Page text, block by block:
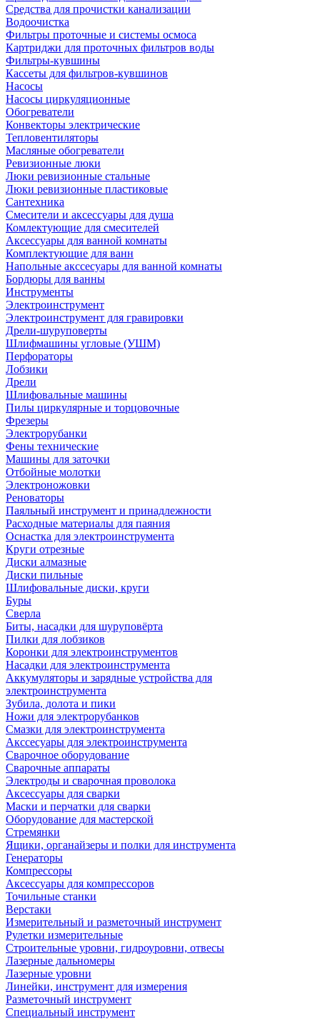
Средства для прочистки канализации
Водоочистка
Фильтры проточные и системы осмоса
Картриджи для проточных фильтров воды
Фильтры-кувшины
Кассеты для фильтров-кувшинов
Насосы
Насосы циркуляционные
Обогреватели
Конвекторы электрические
Тепловентиляторы
Масляные обогреватели
Ревизионные люки
Люки ревизионные стальные
Люки ревизионные пластиковые
Сантехника
Смесители и аксессуары для душа
Комлектующие для смесителей
Аксессуары для ванной комнаты
Комплектующие для ванн
Напольные акссесуары для ванной комнаты
Бордюры для ванны
Инструменты
Электроинструмент
Электроинструмент для гравировки
Дрели-шуруповерты
Шлифмашины угловые (УШМ)
Перфораторы
Лобзики
Дрели
Шлифовальные машины
Пилы циркулярные и торцовочные
Фрезеры
Электрорубанки
Фены технические
Машины для заточки
Отбойные молотки
Электроножовки
Реноваторы
Паяльный инструмент и принадлежности
Расходные материалы для паяния
Оснастка для электроинструмента
Круги отрезные
Диски алмазные
Диски пильные
Шлифовальные диски, круги
Буры
Сверла
Биты, насадки для шуруповёрта
Пилки для лобзиков
Коронки для электроинструментов
Насадки для электроинструмента
Аккумуляторы и зарядные устройства для
электроинструмента
Зубила, долота и пики
Ножи для электрорубанков
Смазки для электроинструмента
Акссесуары для электроинструмента
Сварочное оборудование
Сварочные аппараты
Электроды и сварочная проволока
Аксессуары для сварки
Маски и перчатки для сварки
Оборудование для мастерской
Стремянки
Ящики, органайзеры и полки для инструмента
Генераторы
Компрессоры
Аксессуары для компрессоров
Точильные станки
Верстаки
Измерительный и разметочный инструмент
Рулетки измерительные
Строительные уровни, гидроуровни, отвесы
Лазерные дальномеры
Лазерные уровни
Линейки, инструмент для измерения
Разметочный инструмент
Специальный инструмент